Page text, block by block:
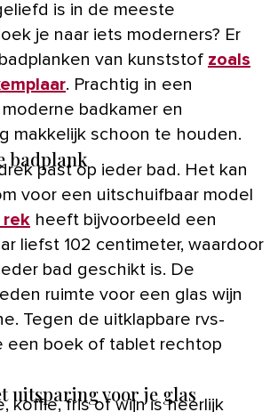
is in de meeste
je naar iets moderners? Er
van kunststof zoals
. Prachtig in een
badkamer en
makkelijk schoon te houden.
badplank
past op ieder bad. Het kan
voor een uitschuifbaar model
rek heeft bijvoorbeeld een
liefst 102 centimeter, waardoor
bad geschikt is. De
ruimte voor een glas wijn
Tegen de uitklapbare rvs-
een boek of tablet rechtop
uitsparing voor je glas
koffie, fris of wijn is heerlijk